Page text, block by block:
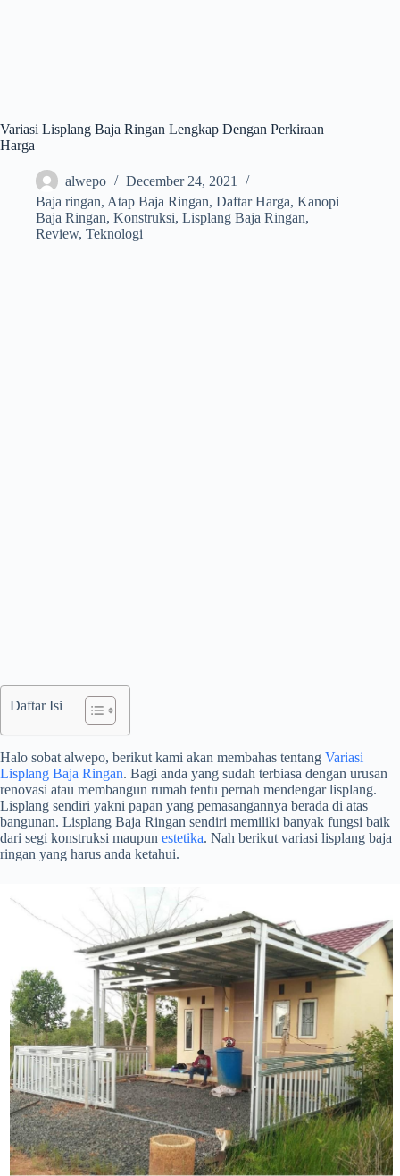
Variasi Lisplang Baja Ringan Lengkap Dengan Perkiraan
Harga
alwepo
December 24, 2021
Baja ringan, Atap Baja Ringan, Daftar Harga, Kanopi
Baja Ringan, Konstruksi, Lisplang Baja Ringan,
Review, Teknologi
Daftar Isi
Halo sobat alwepo, berikut kami akan membahas tentang Variasi
Lisplang Baja Ringan. Bagi anda yang sudah terbiasa dengan urusan
renovasi atau membangun rumah tentu pernah mendengar lisplang.
Lisplang sendiri yakni papan yang pemasangannya berada di atas
bangunan. Lisplang Baja Ringan sendiri memiliki banyak fungsi baik
dari segi konstruksi maupun estetika. Nah berikut variasi lisplang baja
ringan yang harus anda ketahui.